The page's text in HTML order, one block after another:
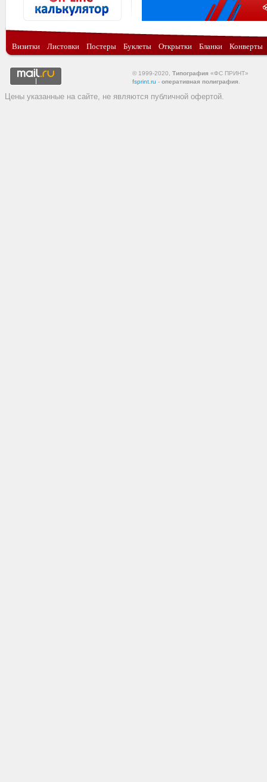
Визитки Листовки Постеры Буклеты Открытки Бланки Конверты
© 1999-2020, Типография «ФС ПРИНТ»
fsprint.ru - оперативная полиграфия
Цены указанные на сайте, не являются публичной офертой.